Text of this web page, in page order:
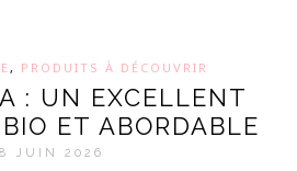
, PRODUITS À DÉCOUVRIR
: UN EXCELLENT
ET ABORDABLE
8 JUIN 2026